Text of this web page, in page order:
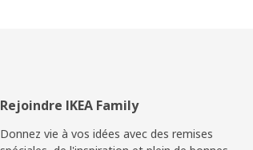
Pied
de
Rejoindre IKEA Family
Donnez vie à vos idées avec des remises